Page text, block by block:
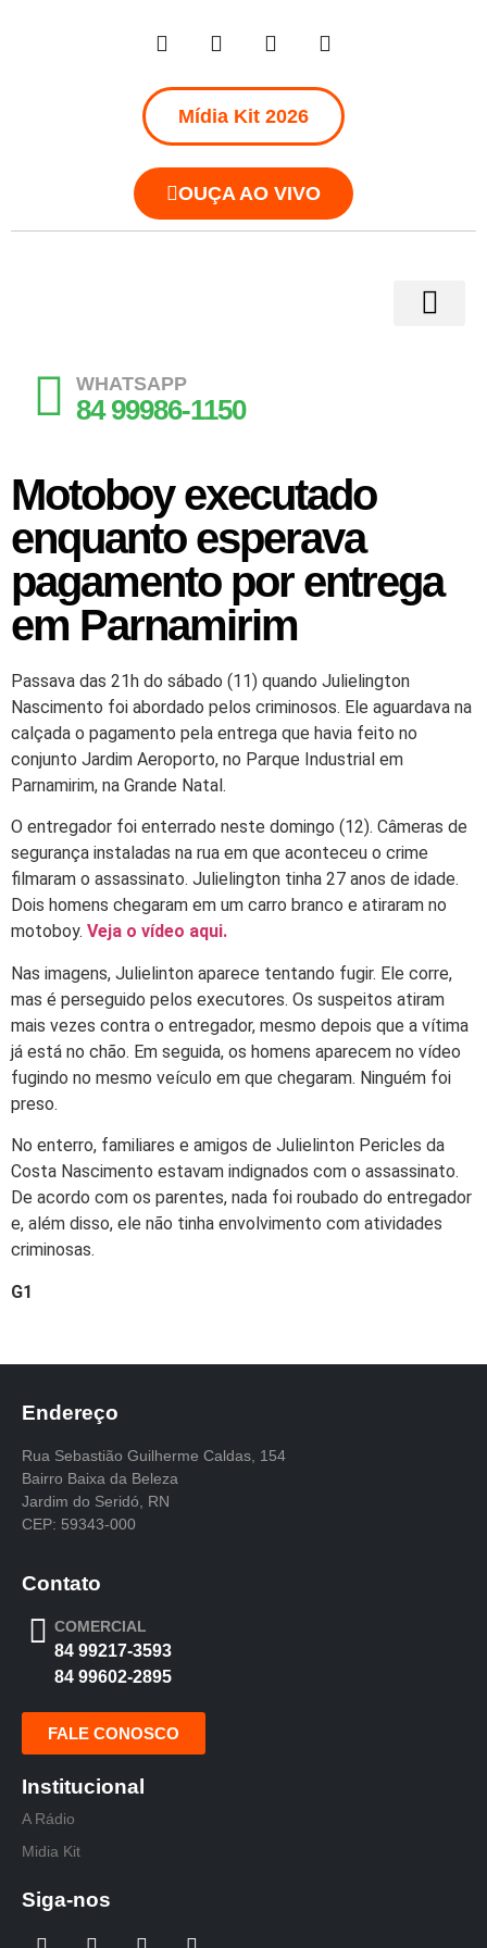
Mídia Kit 2026
OUÇA AO VIVO
WHATSAPP
84 99986-1150
Motoboy executado
enquanto esperava
pagamento por entrega
em Parnamirim
Passava das 21h do sábado (11) quando Julielington
Nascimento foi abordado pelos criminosos. Ele aguardava na
calçada o pagamento pela entrega que havia feito no
conjunto Jardim Aeroporto, no Parque Industrial em
Parnamirim, na Grande Natal.
O entregador foi enterrado neste domingo (12). Câmeras de
segurança instaladas na rua em que aconteceu o crime
filmaram o assassinato. Julielington tinha 27 anos de idade.
Dois homens chegaram em um carro branco e atiraram no
motoboy. Veja o vídeo aqui.
Nas imagens, Julielinton aparece tentando fugir. Ele corre,
mas é perseguido pelos executores. Os suspeitos atiram
mais vezes contra o entregador, mesmo depois que a vítima
já está no chão. Em seguida, os homens aparecem no vídeo
fugindo no mesmo veículo em que chegaram. Ninguém foi
preso.
No enterro, familiares e amigos de Julielinton Pericles da
Costa Nascimento estavam indignados com o assassinato.
De acordo com os parentes, nada foi roubado do entregador
e, além disso, ele não tinha envolvimento com atividades
criminosas.
G1
Endereço
Rua Sebastião Guilherme Caldas, 154
Bairro Baixa da Beleza
Jardim do Seridó, RN
CEP: 59343-000
Contato
COMERCIAL
84 99217-3593
84 99602-2895
FALE CONOSCO
Institucional
A Rádio
Midia Kit
Siga-nos